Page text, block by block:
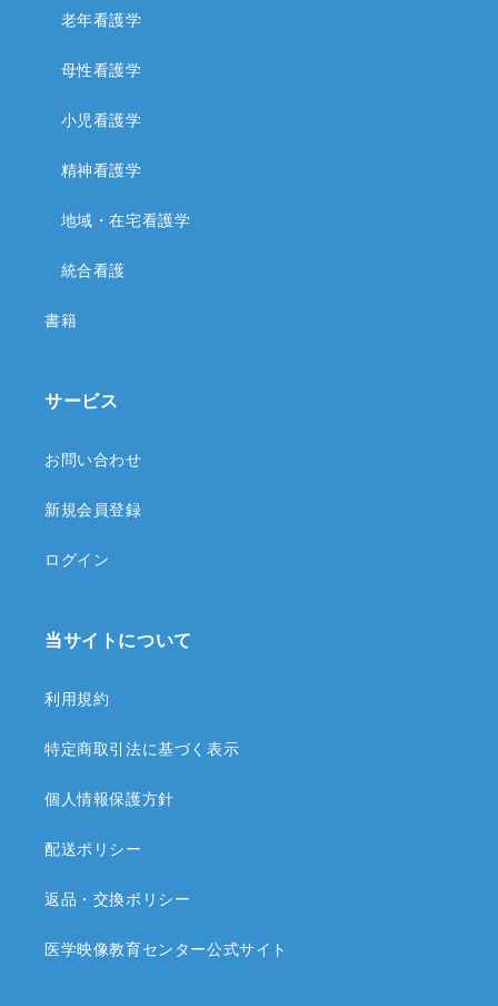
老年看護学
母性看護学
小児看護学
精神看護学
地域・在宅看護学
統合看護
書籍
サービス
お問い合わせ
新規会員登録
ログイン
当サイトについて
利用規約
特定商取引法に基づく表示
個人情報保護方針
配送ポリシー
返品・交換ポリシー
医学映像教育センター公式サイト